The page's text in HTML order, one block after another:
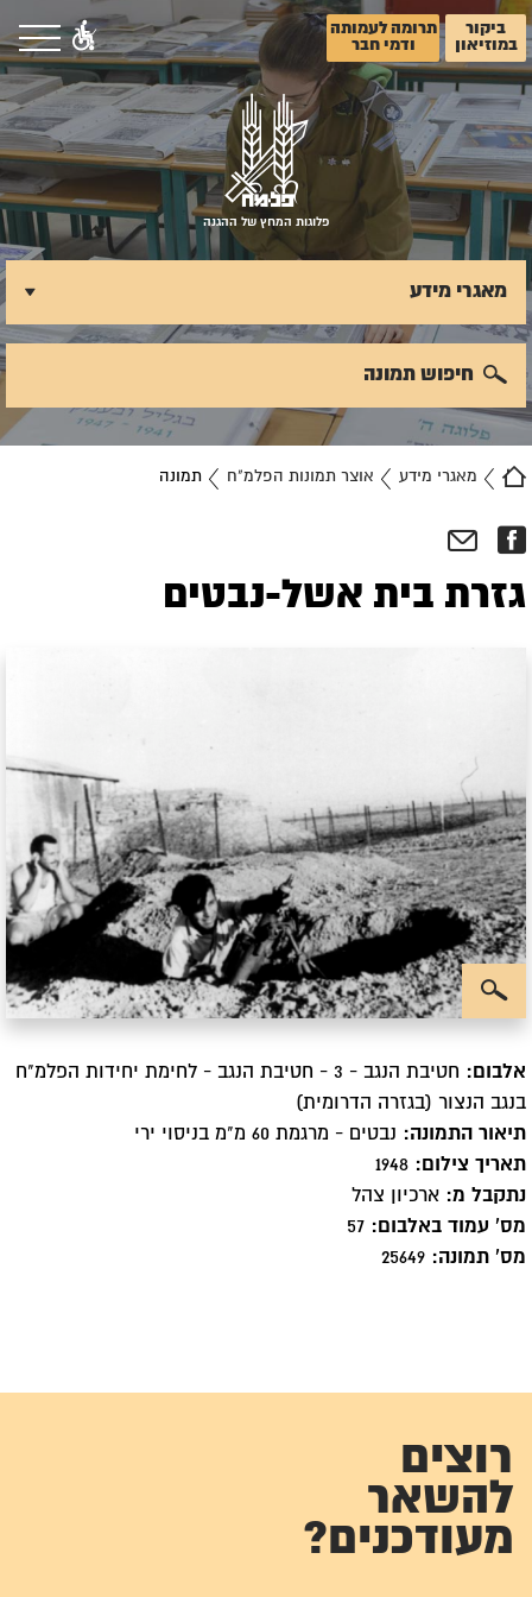
ביקור
במוזיאון
תרומה לעמותה
ודמי חבר
פלוגות המחץ של ההגנה
מאגרי מידע אוצר תמונות הפלמ"ח תמונה
מאגרי מידע
חיפוש תמונה
גזרת בית אשל-נבטים
אלבום:
חטיבת הנגב - 3 - חטיבת הנגב - לחימת יחידות הפלמ"ח
בנגב הנצור (בגזרה הדרומית)
תיאור התמונה: נבטים - מרגמת 60 מ"מ בניסוי ירי
תאריך צילום:
נתקבל מ: ארכיון צהל
מס' עמוד באלבום:
מס' תמונה:
רוצים
להשאר
מעודכנים?